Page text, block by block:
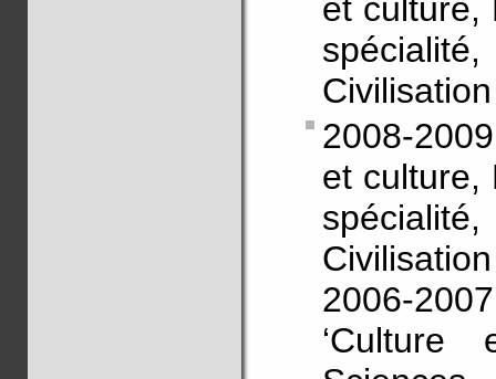
et culture,
2008-
et culture,
2006-
‘Culture